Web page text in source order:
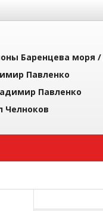
Баренцева моря /
Павленко
Павленко
Челноков